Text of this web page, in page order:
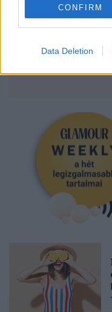
CONFIRM
Data Deletion
Kövesd a